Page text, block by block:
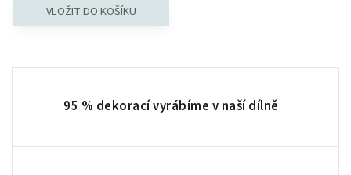
95 % dekorací vyrábíme v naší dílně